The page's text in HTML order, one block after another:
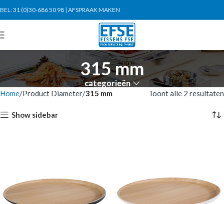
BEL:31 (0)30-686 50 98 | AFSPRAAK MAKEN
315 mm
categorieën
Home Product Diameter 315 mm Toont alle 2 resultaten
Show sidebar